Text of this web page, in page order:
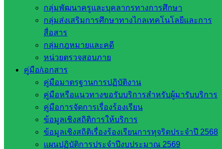
กลุ่มพัฒนาครูและบุคลากรทางการศึกษา
กลุ่มส่งเสริมการศึกษาทางไกลเทคโนโลยีและการ
สื่อสาร
กลุ่มกฎหมายและคดี
หน่วยตรวจสอบภาย
คู่มือ/เอกสาร
คู่มือมาตรฐานการปฏิบัติงาน
คู่มือหรือแนวทางขอรับบริการสำหรับผู้มารับบริการ
คู่มือการจัดการเรื่องร้องเรียน
ข้อมูลเชิงสถิติการให้บริการ
ข้อมูลเชิงสถิติเรื่องร้องเรียนการทุจริตประจำปี 2568
แผนปฏิบัติการประจำปีงบประมาณ 2569